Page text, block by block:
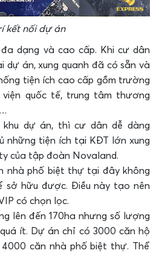
kết nối dự án
dạng và cao cấp. Khi cư dân
dự án, xung quanh đã có sẵn và
tiện ích cao cấp gồm trường
viện quốc tế, trung tâm thương
khu dự án, thì cư dân dễ dàng
những tiện ích tại KĐT lớn xung
của tập đoàn Novaland.
nhà phố biệt thự tại đây không
sở hữu được. Điều này tạo nên
có chọn lọc.
lên đến 170ha nhưng số lượng
ít. Dự án chỉ có 3000 căn hộ
căn nhà phố biệt thự. Thể